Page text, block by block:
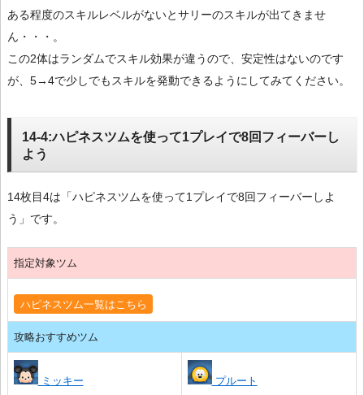
ある程度のスキルレベルがないとサリーのスキルが出てきませ
ん・・・。
この2体はランダムでスキル効果が違うので、安定性はないのです
が、5→4で少しでもスキルを発動できるようにしてみてください。
14-4:ハピネスツムを使って1プレイで8回フィーバーし
よう
14枚目4は「ハピネスツムを使って1プレイで8回フィーバーしよ
う」です。
指定対象ツム
ハピネスツム一覧はこちら
攻略おすすめツム
ミッキー プルート